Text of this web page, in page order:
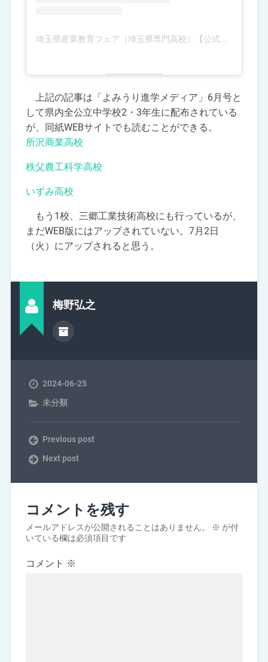
上記の記事は「よみうり進学メディア」6月号と
して県内全公立中学校2・3年生に配布されている
が、同紙WEBサイトでも読むことができる。
所沢商業高校
秩父農工科学高校
いずみ高校
もう1校、三郷工業技術高校にも行っているが、
まだWEB版にはアップされていない。7月2日
（火）にアップされると思う。
梅野弘之
2024-06-25
未分類
Previous post
Next post
コメントを残す
メールアドレスが公開されることはありません。 ※ が付
いている欄は必須項目です
コメント ※